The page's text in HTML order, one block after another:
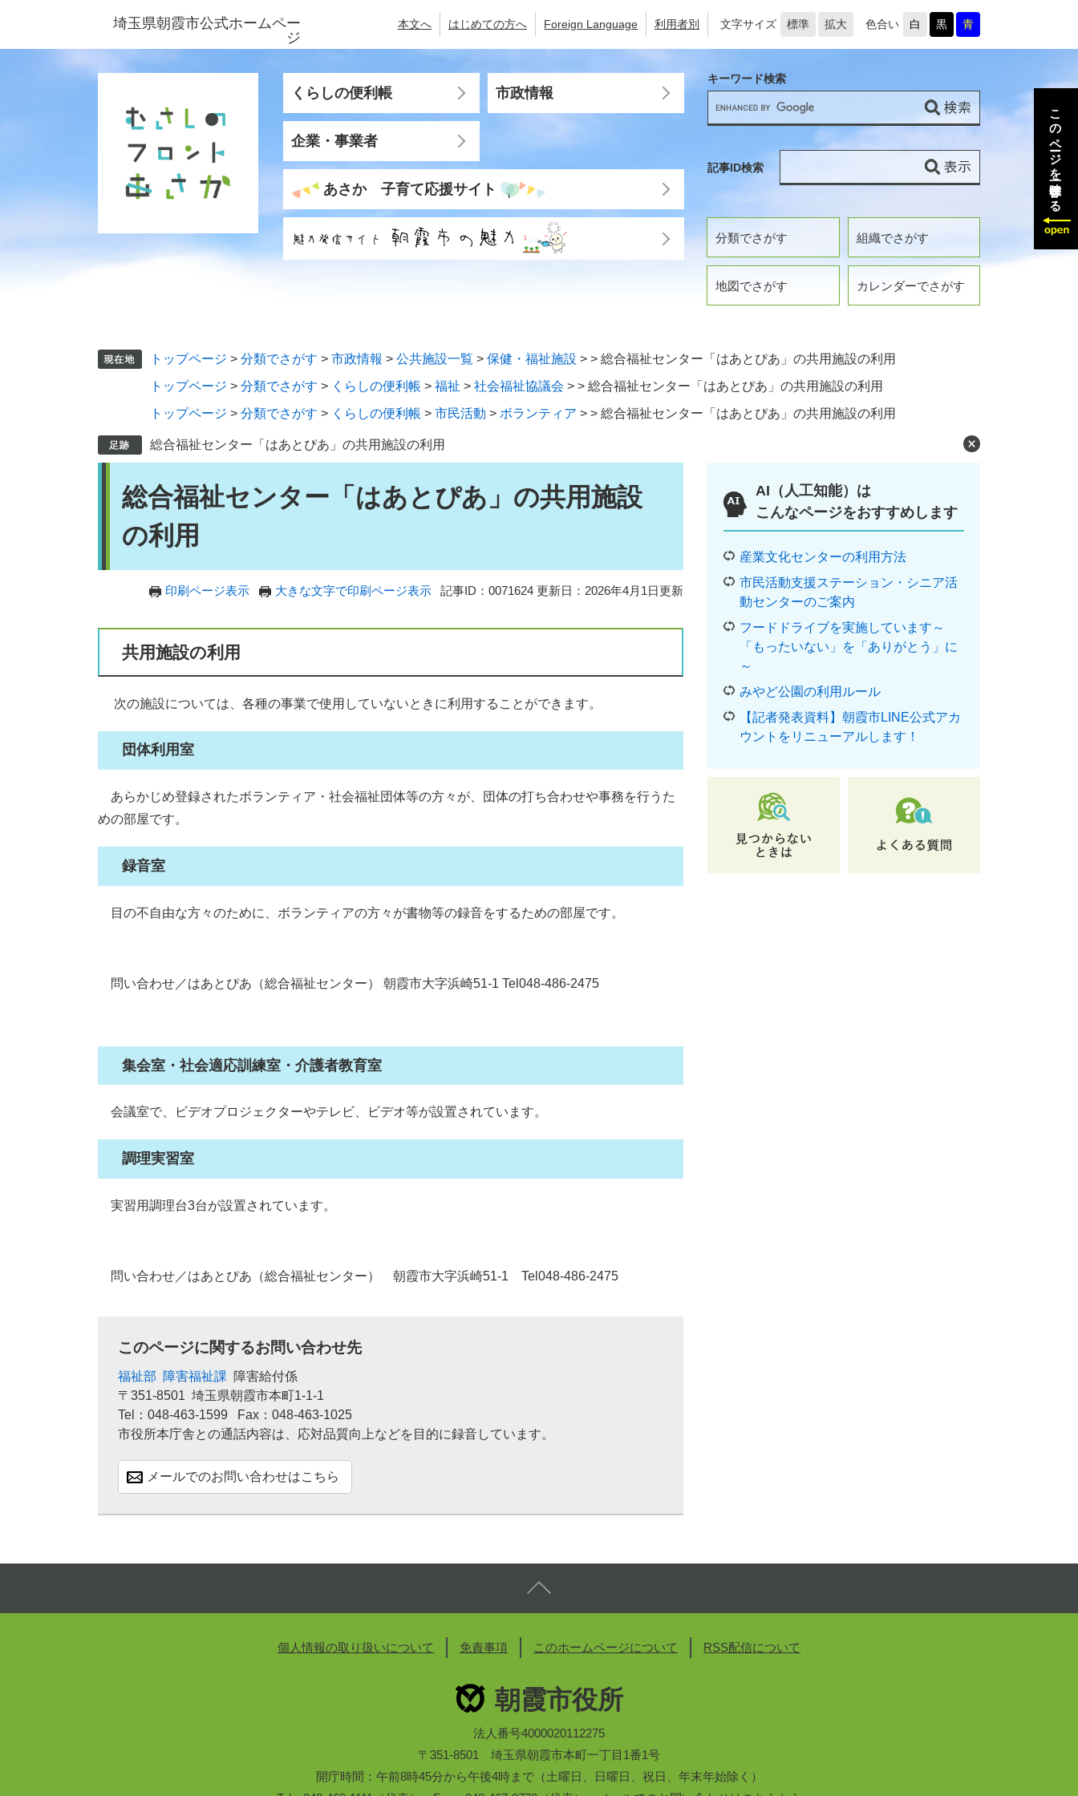
ジ
ュ
埼玉県朝霞市公式ホームペー
ジ
本文へ はじめての方へ Foreign Language 利用者別 文字サイズ 標準 拡大 色合い 白 黒 青
くらしの便利帳 市政情報
企業・事業者
あさか 子育て応援サイト
分類でさがす 組織でさがす
地図でさがす カレンダーでさがす
キーワード検索
記事ID検索
トップページ > 分類でさがす > 市政情報 > 公共施設一覧 > 保健・福祉施設 > > 総合福祉センター「はあとぴあ」の共用施設の利用
トップページ > 分類でさがす > くらしの便利帳 > 福祉 > 社会福祉協議会 > > 総合福祉センター「はあとぴあ」の共用施設の利用
トップページ > 分類でさがす > くらしの便利帳 > 市民活動 > ボランティア > > 総合福祉センター「はあとぴあ」の共用施設の利用
総合福祉センター「はあとぴあ」の共用施設の利用
総合福祉センター「はあとぴあ」の共用施設
の利用
印刷ページ表示 大きな文字で印刷ページ表示 記事ID：0071624 更新日：2026年4月1日更新
共用施設の利用
次の施設については、各種の事業で使用していないときに利用することができます。
団体利用室
あらかじめ登録されたボランティア・社会福祉団体等の方々が、団体の打ち合わせや事務を行うた
めの部屋です。
録音室
目の不自由な方々のために、ボランティアの方々が書物等の録音をするための部屋です。
問い合わせ／はあとぴあ（総合福祉センター） 朝霞市大字浜崎51-1 Tel048-486-2475​
集会室・社会適応訓練室・介護者教育室
会議室で、ビデオプロジェクターやテレビ、ビデオ等が設置されています。
調理実習室
実習用調理台3台が設置されています。
問い合わせ／はあとぴあ（総合福祉センター） 朝霞市大字浜崎51-1 Tel048-486-2475
このページに関するお問い合わせ先
福祉部 障害福祉課 障害給付係
〒351-8501 埼玉県朝霞市本町1-1-1
Tel：048-463-1599
Fax：048-463-1025
市役所本庁舎との通話内容は、応対品質向上などを目的に録音しています。
メールでのお問い合わせはこちら
AI（人工知能）は
こんなページをおすすめします
産業文化センターの利用方法
市民活動支援ステーション・シニア活
動センターのご案内
フードドライブを実施しています～
「もったいない」を「ありがとう」に
～
みやど公園の利用ルール
【記者発表資料】朝霞市LINE公式アカ
ウントをリニューアルします！
個人情報の取り扱いについて 免責事項 このホームページについて RSS配信について
朝霞市役所
法人番号4000020112275
〒351-8501 埼玉県朝霞市本町一丁目1番1号
開庁時間：午前8時45分から午後4時まで（土曜日、日曜日、祝日、年末年始除く）
このページを一時保存する